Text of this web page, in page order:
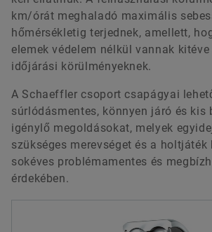
km/órát meghaladó maximális
hőmérsékletig terjednek, amellett,
elemek védelem nélkül vannak kitéve
időjárási körülményeknek.
A Schaeffler csoport csapágyai
súrlódásmentes, könnyen járó és kis
igénylő megoldásokat, melyek
szükséges merevséget és a holtjáték
sokéves problémamentes és
érdekében.